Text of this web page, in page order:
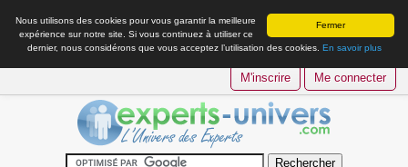
Fermer
Nous utilisons des cookies pour vous garantir la meilleure
expérience sur notre site. Si vous continuez à utiliser ce
dernier, nous considérons que vous acceptez l’utilisation des cookies. En savoir plus
M'inscrire Me connecter